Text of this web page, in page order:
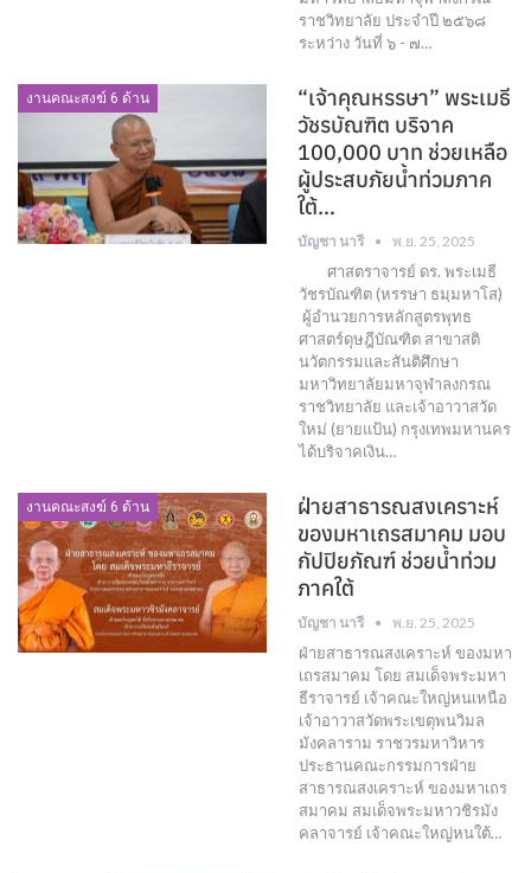
ราชวิทยาลัย ประจำปี ๒๕๖๘
ระหว่าง วันที่ ๖ - ๗…
งานคณะสงฆ์ 6 ด้าน
“เจ้าคุณหรรษา” พระเมธี
วัชรบัณฑิต บริจาค
100,000 บาท ช่วยเหลือ
ผู้ประสบภัยน้ำท่วมภาค
ใต้…
บัญชา นารี พ.ย. 25, 2025
ศาสตราจารย์ ดร. พระเมธี
วัชรบัณฑิต (หรรษา ธมฺมหาโส)
ผู้อำนวยการหลักสูตรพุทธ
ศาสตร์ดุษฎีบัณฑิต สาขาสติ
นวัตกรรมและสันติศึกษา
มหาวิทยาลัยมหาจุฬาลงกรณ
ราชวิทยาลัย และเจ้าอาวาสวัด
ใหม่ (ยายแป้น) กรุงเทพมหานคร
ได้บริจาคเงิน…
งานคณะสงฆ์ 6 ด้าน
ฝ่ายสาธารณสงเคราะห์
ของมหาเถรสมาคม มอบ
กัปปิยภัณฑ์ ช่วยน้ำท่วม
ภาคใต้
บัญชา นารี พ.ย. 25, 2025
ฝ่ายสาธารณสงเคราะห์ ของมหา
เถรสมาคม โดย สมเด็จพระมหา
ธีราจารย์ เจ้าคณะใหญ่หนเหนือ
เจ้าอาวาสวัดพระเขตุพนวิมล
มังคลาราม ราชวรมหาวิหาร
ประธานคณะกรรมการฝ่าย
สาธารณสงเคราะห์ ของมหาเถร
สมาคม สมเด็จพระมหาวชิรมัง
คลาจารย์ เจ้าคณะใหญ่หนใต้…